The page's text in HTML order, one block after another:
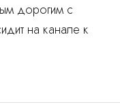
дорогим с
на канале к